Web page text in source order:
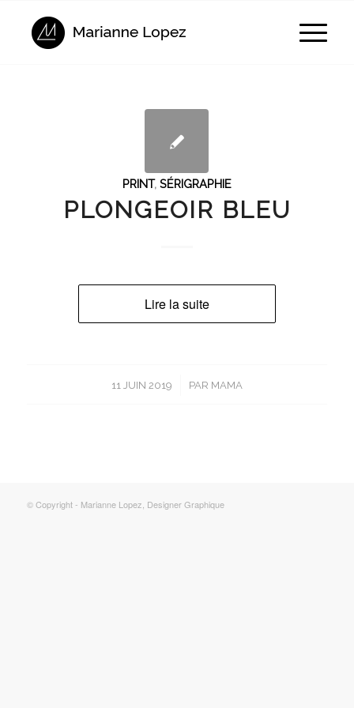
PRINT, SÉRIGRAPHIE
PLONGEOIR BLEU
Lire la suite
11 JUIN 2019
/ PAR MAMA
© Copyright - Marianne Lopez, Designer Graphique